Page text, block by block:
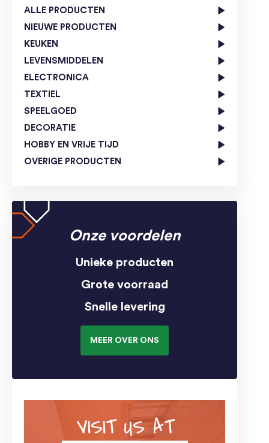
ALLE PRODUCTEN
NIEUWE PRODUCTEN
KEUKEN
LEVENSMIDDELEN
ELECTRONICA
TEXTIEL
SPEELGOED
DECORATIE
HOBBY EN VRIJE TIJD
OVERIGE PRODUCTEN
Onze voordelen
Unieke producten
Grote voorraad
Snelle levering
MEER OVER ONS
VISIT US AT